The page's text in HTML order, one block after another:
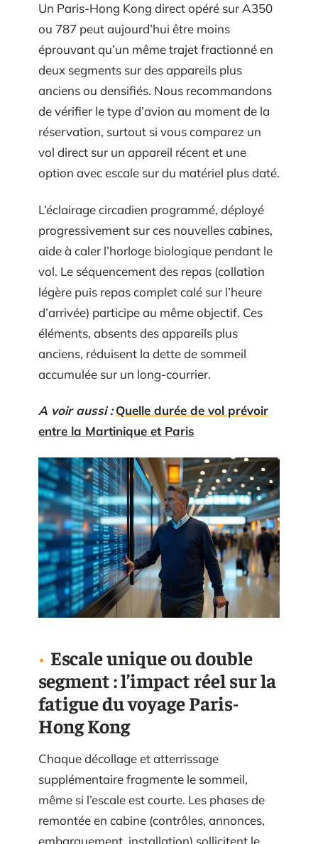
Un Paris-Hong Kong direct opéré sur A350
ou 787 peut aujourd’hui être moins
éprouvant qu’un même trajet fractionné en
deux segments sur des appareils plus
anciens ou densifiés. Nous recommandons
de vérifier le type d’avion au moment de la
réservation, surtout si vous comparez un
vol direct sur un appareil récent et une
option avec escale sur du matériel plus daté.
L’éclairage circadien programmé, déployé
progressivement sur ces nouvelles cabines,
aide à caler l’horloge biologique pendant le
vol. Le séquencement des repas (collation
légère puis repas complet calé sur l’heure
d’arrivée) participe au même objectif. Ces
éléments, absents des appareils plus
anciens, réduisent la dette de sommeil
accumulée sur un long-courrier.
A voir aussi : Quelle durée de vol prévoir
entre la Martinique et Paris
Escale unique ou double
segment : l’impact réel sur la
fatigue du voyage Paris-
Hong Kong
Chaque décollage et atterrissage
supplémentaire fragmente le sommeil,
même si l’escale est courte. Les phases de
remontée en cabine (contrôles, annonces,
embarquement, installation) sollicitent le